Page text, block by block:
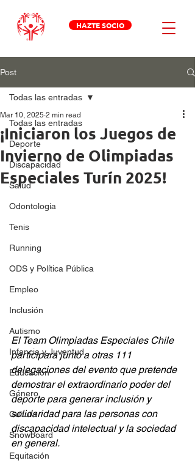
HAZTE SOCIO
Post
Todas las entradas
Deporte
Discapacidad
Salud
Odontologia
Tenis
Running
ODS y Política Pública
Empleo
Inclusión
Autismo
Infancia y Juventud
Educación
Género
Cultura
Snowboard
Equitación
Todas las entradas
¡Iniciaron los Juegos de
Invierno de Olimpiadas
Especiales Turín 2025!
Mar 10, 2025 2 min read
El Team Olimpiadas Especiales Chile
participará junto a otras 111
delegaciones del evento que pretende
demostrar el extraordinario poder del
deporte para generar inclusión y
solidaridad para las personas con
discapacidad intelectual y la sociedad
en general.